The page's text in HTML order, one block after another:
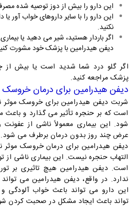
این دارو را بیش از دوز توصیه شده
این دارو را با سایر داروهای خواب
نکنید.
اگر باردار هستید، شیر می دهید یا
دیفن هیدرامین با پزشک خود مشورت
اگر گلو درد شما شدید است یا بیش
پزشک مراجعه کنید.
دیفن هیدرامین برای درمان خروسک
شربت دیفن هیدرامین برای خروسک
است که بر حنجره تأثیر می گذارد و
شود. این بیماری معمولاً ناشی از
عرض چند روز بدون درمان برطرف می شود.
دیفن هیدرامین برای درمان خروسک
التهاب حنجره نیست. این بیماری ناشی از
است. دیفن هیدرامین هیچ تاثیری بر
ندارد. در واقع، دیفن هیدرامین می
این دارو می تواند باعث خواب
تواند باعث ایجاد مشکل در صحبت کردن